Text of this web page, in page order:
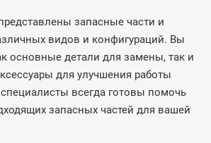
запасные части и
видов и конфигураций. Вы
основные детали для замены, так и
для улучшения работы
всегда готовы помочь
запасных частей для вашей